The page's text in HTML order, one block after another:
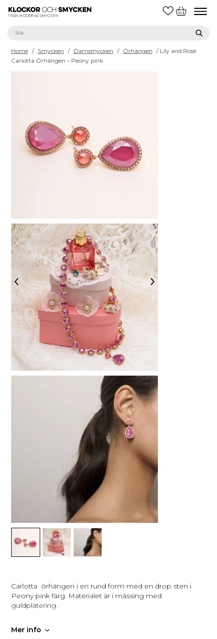
Home / Smycken / Damsmycken / Örhängen / Lily and Rose
Carlotta Örhängen – Peony pink
Carlotta örhängen i en rund form med en drop sten i
Peony pink färg. Materialet är i mässing med
guldplätering.
Mer info